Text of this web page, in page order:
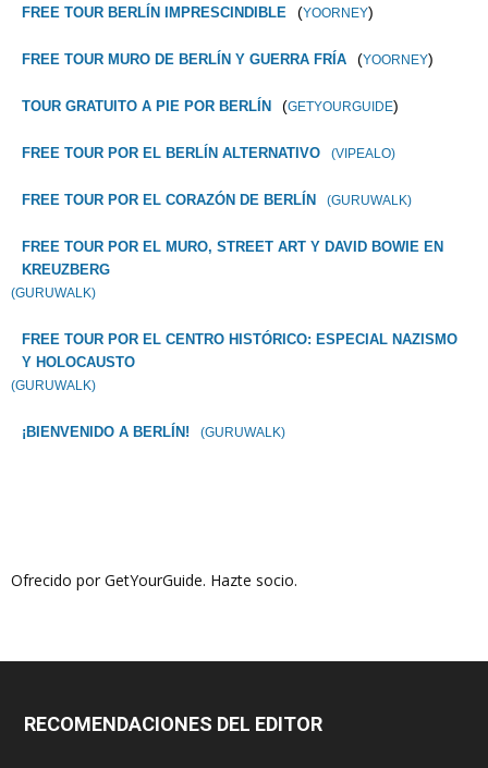
FREE TOUR BERLÍN IMPRESCINDIBLE (YOORNEY)
FREE TOUR MURO DE BERLÍN Y GUERRA FRÍA (YOORNEY)
TOUR GRATUITO A PIE POR BERLÍN (GETYOURGUIDE)
FREE TOUR POR EL BERLÍN ALTERNATIVO (VIPEALO)
FREE TOUR POR EL CORAZÓN DE BERLÍN (GURUWALK)
FREE TOUR POR EL MURO, STREET ART Y DAVID BOWIE EN
KREUZBERG
(GURUWALK)
FREE TOUR POR EL CENTRO HISTÓRICO: ESPECIAL NAZISMO
Y HOLOCAUSTO
(GURUWALK)
¡BIENVENIDO A BERLÍN! (GURUWALK)
Ofrecido por GetYourGuide. Hazte socio.
RECOMENDACIONES DEL EDITOR